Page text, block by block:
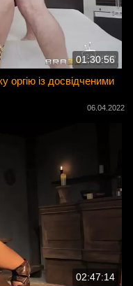
01:30:56
оргію із досвідченими
06.04.2022
02:47:14